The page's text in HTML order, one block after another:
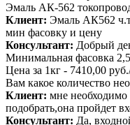
Эмаль АК-562
Клиент: Эмаль АК562
мин фасовку и цену
Консультант: Добрый
Минимальная фасовка
Цена за 1кг - 7410,00
Вам какое количество
Клиент: мне необходимо
подобрать,она пройдет
Консультант: Да,